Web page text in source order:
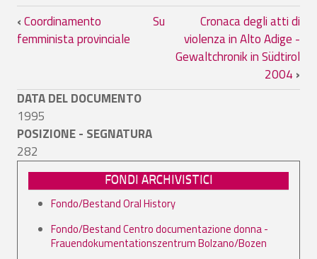
Link di attraversamento del book per
‹Coordinamento
femminista provinciale
Su
Cronaca degli atti di
violenza in Alto Adige -
Gewaltchronik in Südtirol
2004 ›
DATA DEL DOCUMENTO
1995
POSIZIONE - SEGNATURA
282
FONDI ARCHIVISTICI
Fondo/Bestand Oral History
Fondo/Bestand Centro documentazione donna -
Frauendokumentationszentrum Bolzano/Bozen